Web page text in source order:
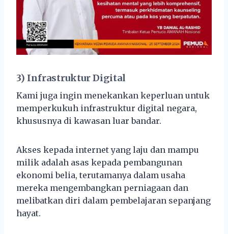
3) Infrastruktur Digital
Kami juga ingin menekankan keperluan untuk
memperkukuh infrastruktur digital negara,
khususnya di kawasan luar bandar.
Akses kepada internet yang laju dan mampu
milik adalah asas kepada pembangunan
ekonomi belia, terutamanya dalam usaha
mereka mengembangkan perniagaan dan
melibatkan diri dalam pembelajaran sepanjang
hayat.